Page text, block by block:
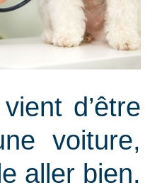
d’être
voiture,
aller bien.